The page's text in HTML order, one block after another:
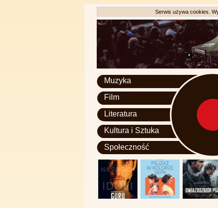
Serwis używa cookies.
Muzyka
Film
Literatura
Kultura i Sztuka
Społeczność